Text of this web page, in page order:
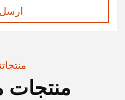
ارسل
منتجات